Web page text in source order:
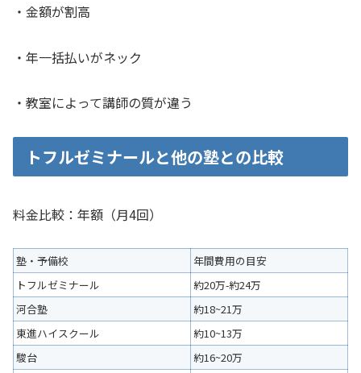
・金額が割高
・年一括払いがネック
・教室によって講師の質が違う
トフルゼミナールと他の塾との比較
料金比較：年額（月4回）
塾・予備校
年間費用の目安
トフルゼミナール
約20万-約24万
河合塾
約18~21万
東進ハイスクール
約10~13万
駿台
約16~20万